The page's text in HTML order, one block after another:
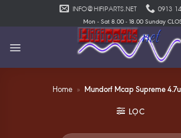
INFO@HIFIPARTS.NET 0913
Mon - Sat 8.00 - 18.00 Sunday
Home » Mundorf Mcap Supreme
LỌC